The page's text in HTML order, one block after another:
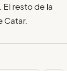
resto de la
Catar.